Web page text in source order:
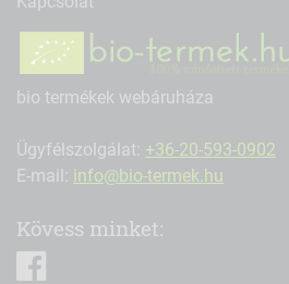
bio termékek webáruháza
Ügyfélszolgálat: +36-20-593-0902
E-mail: info@bio-termek.hu
Kövess minket: